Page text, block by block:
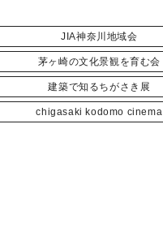
JIA神奈川地域会
茅ヶ崎の文化景観を育む会
建築で知るちがさき展
chigasaki kodomo cinema